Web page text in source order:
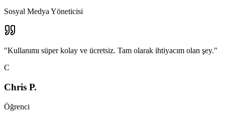
Sosyal Medya Yöneticisi
"Kullanımı süper kolay ve ücretsiz. Tam olarak ihtiyacım olan şey."
C
Chris P.
Öğrenci